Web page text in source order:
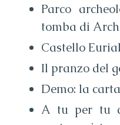
Parco
tomba di
Castello
Il pranzo del
Demo: la
A tu per tu